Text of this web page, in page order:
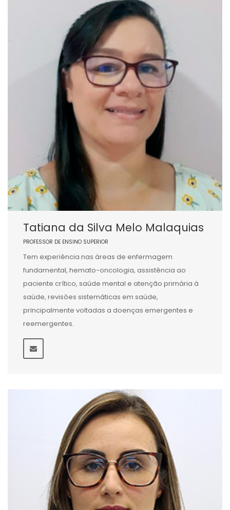
Tatiana da Silva Melo Malaquias
PROFESSOR DE ENSINO SUPERIOR
Tem experiência nas áreas de enfermagem
fundamental, hemato-oncologia, assistência ao
paciente crítico, saúde mental e atenção primária à
saúde, revisões sistemáticas em saúde,
principalmente voltadas a doenças emergentes e
reemergentes.